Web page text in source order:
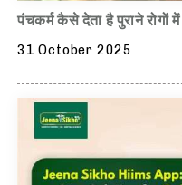
पंचकर्म कैसे देता है पुराने रोगों
31 October 2025